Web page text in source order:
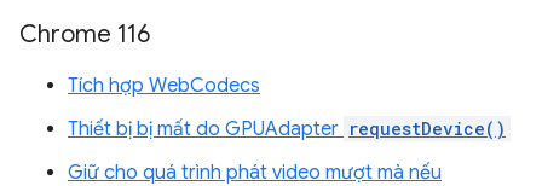
Chrome 116
Tích hợp WebCodecs
Thiết bị bị mất do GPUAdapter requestDevice()
Giữ cho quá trình phát video mượt mà nếu